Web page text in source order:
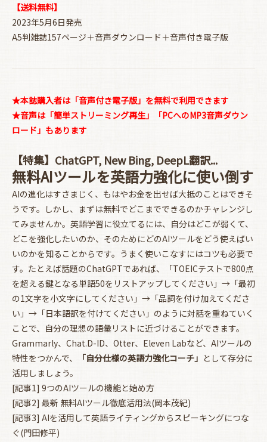
【送料無料】
2023年5月6日発売
A5判雑誌157ページ＋音声ダウンロード＋音声付き電子版
★本誌購入者は「音声付き電子版」を無料で利用できます
★音声は「簡単ストリーミング再生」「PCへのMP3音声ダウン
ロード」もあります
【特集】ChatGPT, New Bing, DeepL翻訳...
無料AIツールを英語力強化に使い倒す
AIの進化はすさまじく、もはやお金を出せば大抵のことはできそ
うです。しかし、まずは無料でどこまでできるのかチャレンジし
てみませんか。英語学習に役立てるには、自分はどこが弱くて、
どこを強化したいのか、そのためにどのAIツールをどう使えばい
いのかを知ることからです。うまく使いこなすにはコツも必要で
す。たとえば話題のChatGPTであれば、「TOEICテストで800点
を超える鍵となる単語50をリストアップしてください」→「最初
の1文字を小文字にしてください」→「品詞を付け加えてくださ
い」→「日本語訳を付けてください」のように対話を重ねていく
ことで、自分の理想の語彙リストに近づけることができます。
Grammarly、Chat.D-ID、Otter、Eleven Labなど、AIツールの
特性をつかんで、
「自分仕様の英語力強化コーチ」 として存分に
活用しましょう。
[記事1] 9つのAIツールの機能と始め方
[記事2] 最新 無料AIツール徹底活用法(岡本茂紀)
[記事3] AIを活用して英語ライティングからスピーキングにつな
ぐ(門田修平)